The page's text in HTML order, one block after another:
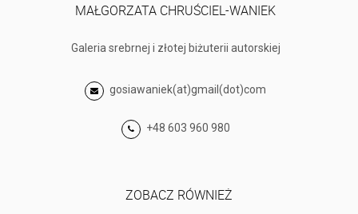
MAŁGORZATA CHRUŚCIEL-WANIEK
Galeria srebrnej i złotej biżuterii autorskiej
gosiawaniek(at)gmail(dot)com
+48 603 960 980
ZOBACZ RÓWNIEŻ